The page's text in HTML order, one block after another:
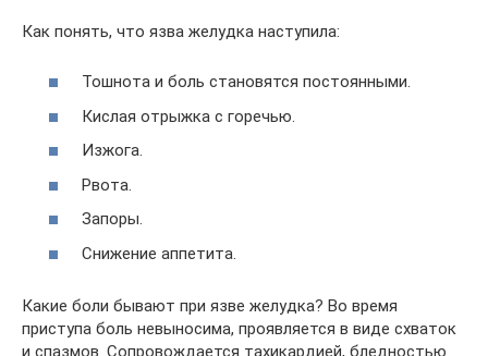
Как понять, что язва желудка наступила:
Тошнота и боль становятся постоянными.
Кислая отрыжка с горечью.
Изжога.
Рвота.
Запоры.
Снижение аппетита.
Какие боли бывают при язве желудка? Во время
приступа боль невыносима, проявляется в виде схваток
и спазмов. Сопровождается тахикардией, бледностью